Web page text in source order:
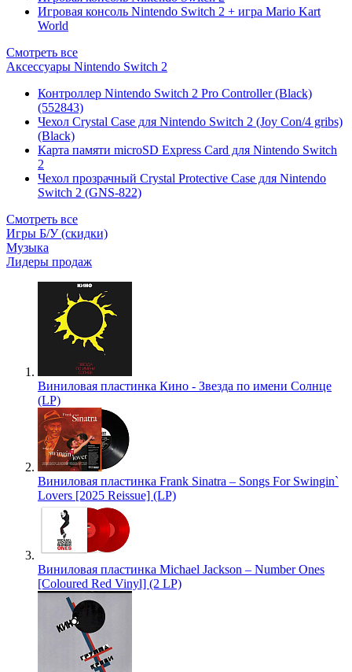
Игровая консоль Nintendo Switch 2 + игра Mario Kart
World
Смотреть все
Аксессуары Nintendo Switch 2
Контроллер Nintendo Switch 2 Pro Controller (Black)
(552843)
Чехол Сrystal Сase для Nintendo Switch 2 (Joy Con/4 gribs)
(Black)
Карта памяти microSD Express Card для Nintendo Switch
2
Чехол прозрачный Crystal Protective Case для Nintendo
Switch 2 (GNS-822)
Смотреть все
Игры Б/У (скидки)
Музыка
Лидеры продаж
Виниловая пластинка Кино - Звезда по имени Солнце
(LP)
Виниловая пластинка Frank Sinatra – Songs For Swingin`
Lovers [2025 Reissue] (LP)
Виниловая пластинка Michael Jackson – Number Ones
[Coloured Red Vinyl] (2 LP)